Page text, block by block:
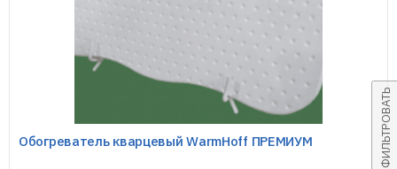
ФИЛЬТРОВАТЬ
Обогреватель кварцевый WarmHoff ПРЕМИУМ